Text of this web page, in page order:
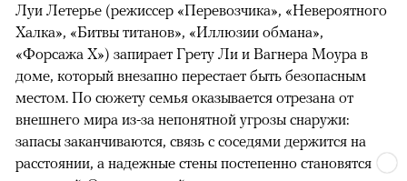
Луи Летерье (режиссер «Перевозчика», «Невероятного
Халка», «Битвы титанов», «Иллюзии обмана»,
«Форсажа X») запирает Грету Ли и Вагнера Моура в
доме, который внезапно перестает быть безопасным
местом. По сюжету семья оказывается отрезана от
внешнего мира из-за непонятной угрозы снаружи:
запасы заканчиваются, связь с соседями держится на
расстоянии, а надежные стены постепенно становятся